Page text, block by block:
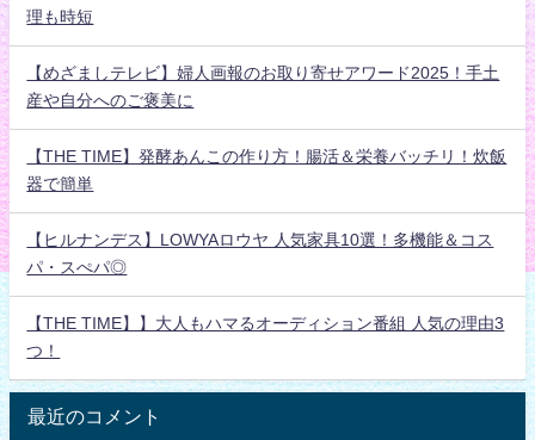
理も時短
【めざましテレビ】婦人画報のお取り寄せアワード2025！手土
産や自分へのご褒美に
【THE TIME】発酵あんこの作り方！腸活＆栄養バッチリ！炊飯
器で簡単
【ヒルナンデス】LOWYAロウヤ 人気家具10選！多機能＆コス
パ・スぺパ◎
【THE TIME】】大人もハマるオーディション番組 人気の理由3
つ！
最近のコメント